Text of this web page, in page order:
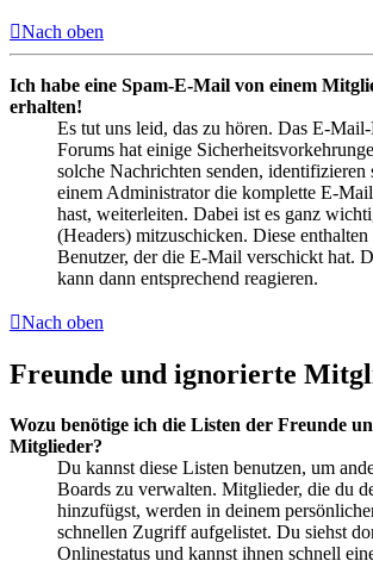
Nach oben
Ich habe eine Spam-E-Mail von einem
erhalten!
Es tut uns leid, das zu hören. Das E-
Forums hat einige
solche Nachrichten senden, identifizieren
einem Administrator die komplette E-
hast, weiterleiten. Dabei ist es ganz
(Headers) mitzuschicken. Diese
Benutzer, der die E-Mail verschickt hat.
kann dann entsprechend reagieren.
Nach oben
Freunde und ignorierte
Wozu benötige ich die Listen der Freunde
Mitglieder?
Du kannst diese Listen benutzen, um
Boards zu verwalten. Mitglieder, die du
hinzufügst, werden in deinem
schnellen Zugriff aufgelistet. Du siehst
Onlinestatus und kannst ihnen schnell